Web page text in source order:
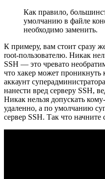
Как правило,
умолчанию в файле
необходимо заменить.
К примеру, вам стоит сразу
root-пользователю. Никак
SSH — это чревато
что хакер может проникнуть
аккаунт
нанести вред серверу SSH,
Никак нельзя допускать
удаленно, а по умолчанию
сервер SSH. Так что начните